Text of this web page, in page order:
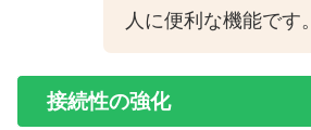
人に便利な機能です。
接続性の強化